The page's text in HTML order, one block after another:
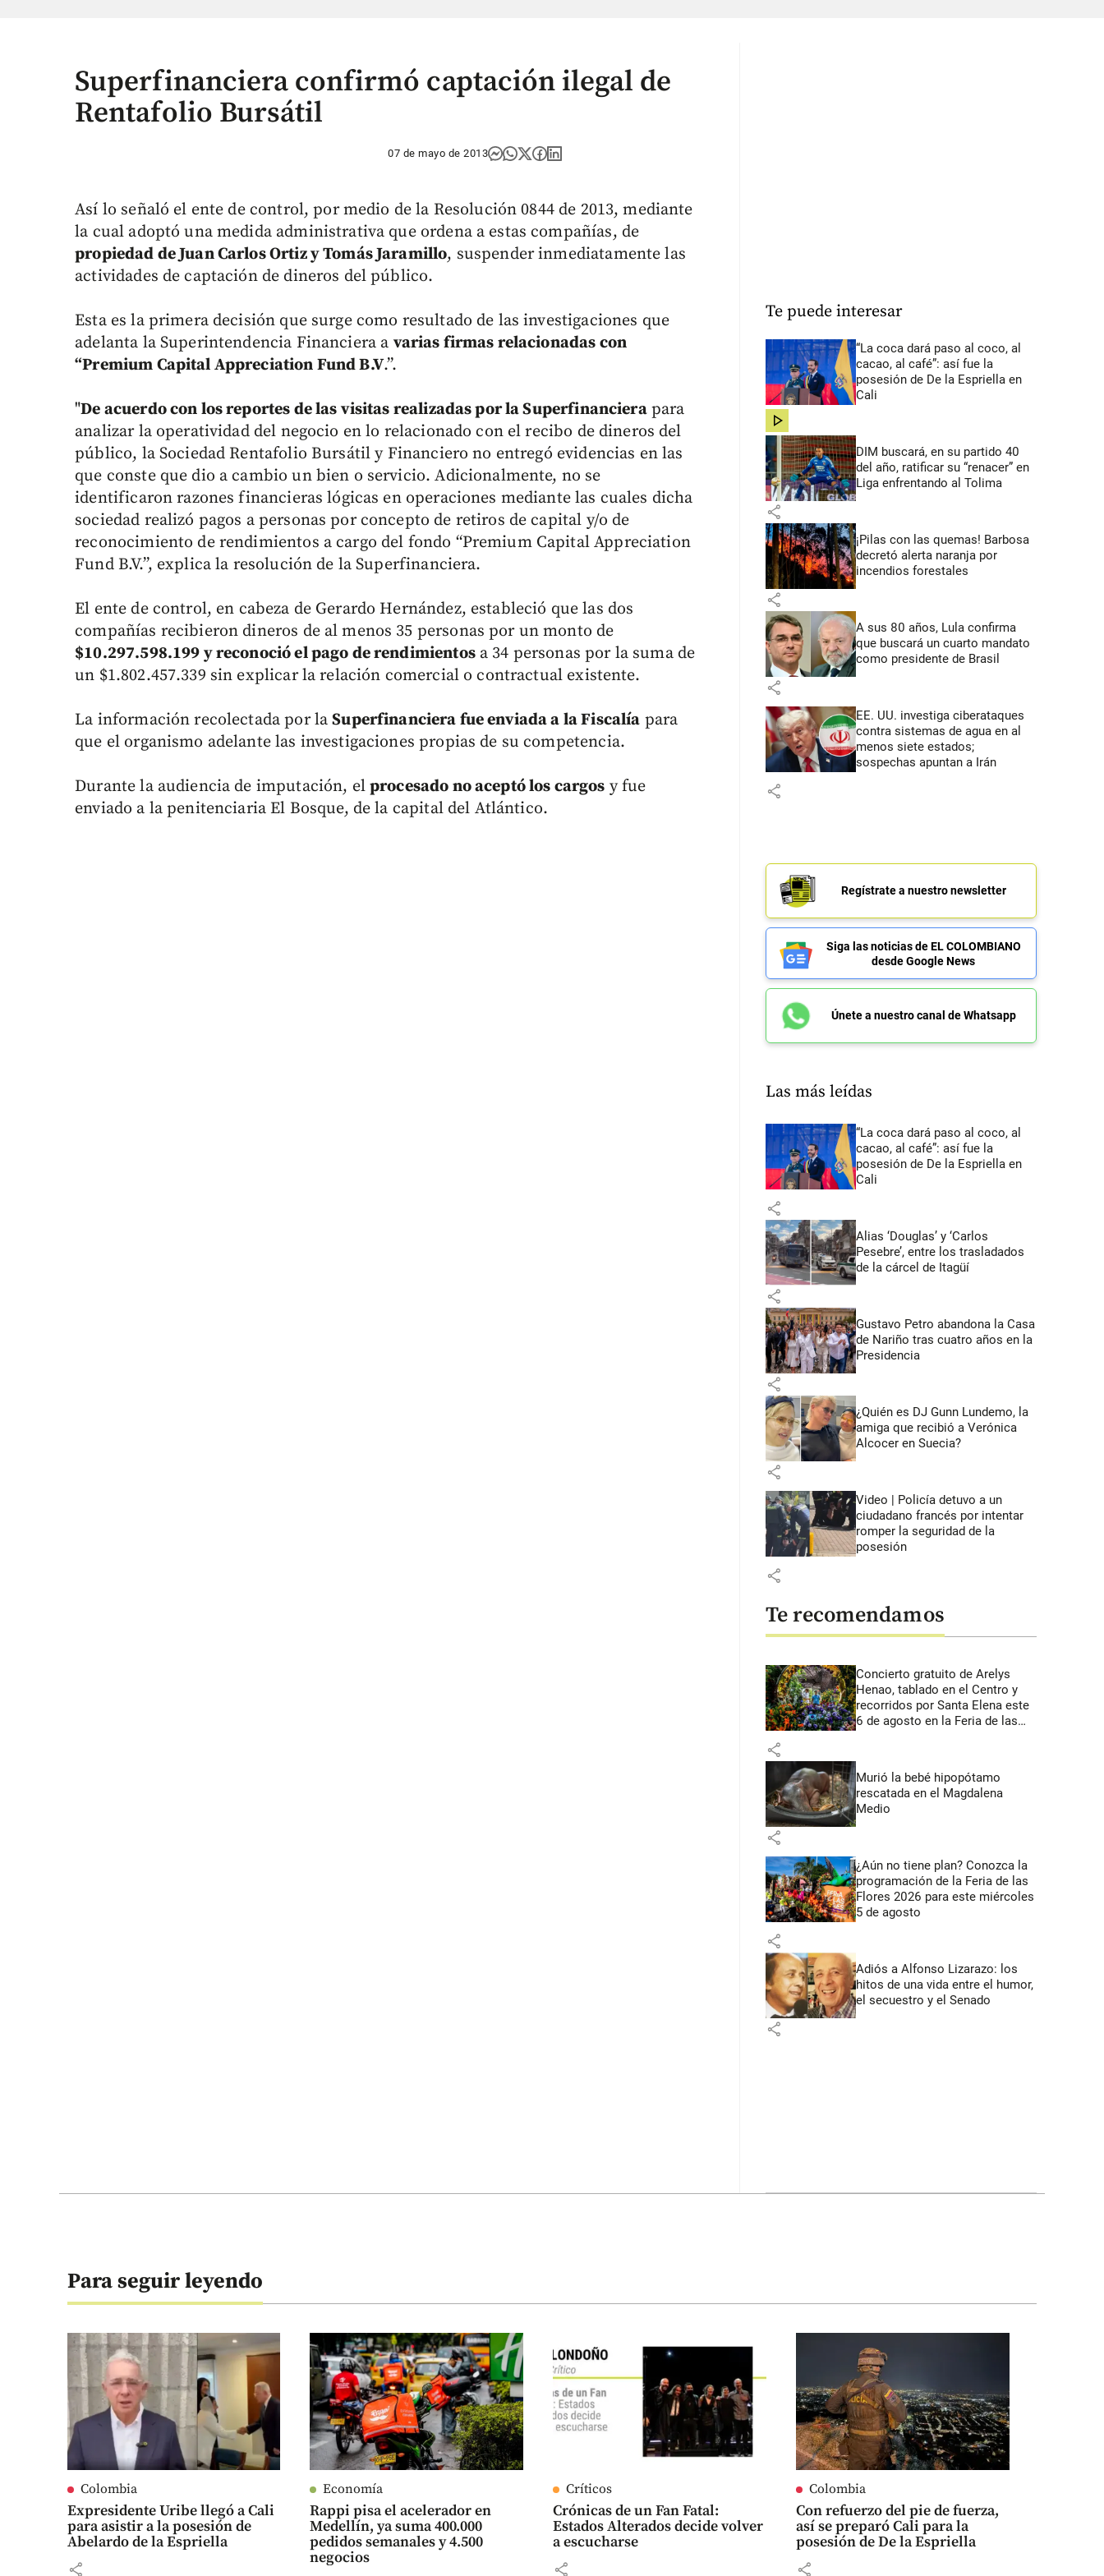
Superfinanciera confirmó captación ilegal de
Rentafolio Bursátil
07 de mayo de 2013
Así lo señaló el ente de control, por medio de la Resolución 0844 de 2013, mediante
la cual adoptó una medida administrativa que ordena a estas compañías, de
propiedad de Juan Carlos Ortiz y Tomás Jaramillo, suspender inmediatamente las
actividades de captación de dineros del público.
Esta es la primera decisión que surge como resultado de las investigaciones que
adelanta la Superintendencia Financiera a varias firmas relacionadas con
“Premium Capital Appreciation Fund B.V.”.
"De acuerdo con los reportes de las visitas realizadas por la Superfinancierapara
analizar la operatividad del negocio en lo relacionado con el recibo de dineros del
público, la Sociedad Rentafolio Bursátil y Financiero no entregó evidencias en las
que conste que dio a cambio un bien o servicio. Adicionalmente, no se
identificaron razones financieras lógicas en operaciones mediante las cuales dicha
sociedad realizó pagos a personas por concepto de retiros de capital y/o de
reconocimiento de rendimientos a cargo del fondo “Premium Capital Appreciation
Fund B.V.”, explica la resolución de la Superfinanciera.
El ente de control, en cabeza de Gerardo Hernández, estableció que las dos
compañías recibieron dineros de al menos 35 personas por un monto de
$10.297.598.199 y reconoció el pago de rendimientosa 34 personas por la suma de
un $1.802.457.339 sin explicar la relación comercial o contractual existente.
La información recolectada por laSuperfinanciera fue enviada a la Fiscalía para
que el organismo adelante las investigaciones propias de su competencia.
Durante la audiencia de imputación, elprocesado no aceptó los cargos y fue
enviado a la penitenciaria El Bosque, de la capital del Atlántico.
Te puede interesar
“La coca dará paso al coco, al
cacao, al café”: así fue la
posesión de De la Espriella en
Cali
share
DIM buscará, en su partido 40
del año, ratificar su “renacer” en
Liga enfrentando al Tolima
share
¡Pilas con las quemas! Barbosa
decretó alerta naranja por
incendios forestales
share
A sus 80 años, Lula confirma
que buscará un cuarto mandato
como presidente de Brasil
share
EE. UU. investiga ciberataques
contra sistemas de agua en al
menos siete estados;
sospechas apuntan a Irán
share
Regístrate a nuestro newsletter
Siga las noticias de EL COLOMBIANO
desde Google News
Únete a nuestro canal de Whatsapp
Las más leídas
“La coca dará paso al coco, al
cacao, al café”: así fue la
posesión de De la Espriella en
Cali
share
Alias ‘Douglas’ y ‘Carlos
Pesebre’, entre los trasladados
de la cárcel de Itagüí
share
Gustavo Petro abandona la Casa
de Nariño tras cuatro años en la
Presidencia
share
¿Quién es DJ Gunn Lundemo, la
amiga que recibió a Verónica
Alcocer en Suecia?
share
Video | Policía detuvo a un
ciudadano francés por intentar
romper la seguridad de la
posesión
share
Te recomendamos
Concierto gratuito de Arelys
Henao, tablado en el Centro y
recorridos por Santa Elena este
6 de agosto en la Feria de las
share
Murió la bebé hipopótamo
rescatada en el Magdalena
Medio
share
¿Aún no tiene plan? Conozca la
programación de la Feria de las
Flores 2026 para este miércoles
5 de agosto
share
Adiós a Alfonso Lizarazo: los
hitos de una vida entre el humor,
el secuestro y el Senado
share
Para seguir leyendo
Colombia
Expresidente Uribe llegó a Cali
para asistir a la posesión de
Abelardo de la Espriella
share
Economía
Rappi pisa el acelerador en
Medellín, ya suma 400.000
pedidos semanales y 4.500
negocios
Críticos
Crónicas de un Fan Fatal:
Estados Alterados decide volver
a escucharse
share
Colombia
Con refuerzo del pie de fuerza,
así se preparó Cali para la
posesión de De la Espriella
share